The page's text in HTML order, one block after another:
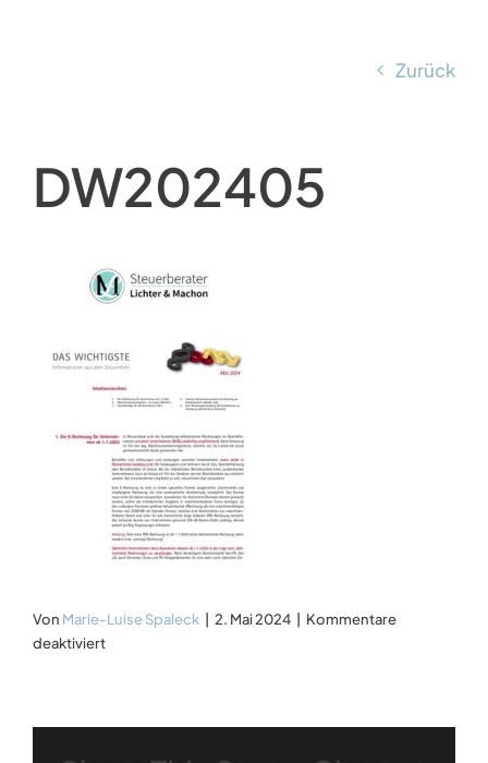
Digital
Karriere
Aktuelles
Kontakt
Zurück
DW202405
Von Marie-Luise Spaleck 2. Mai 2024
Kommentare
deaktiviertfür